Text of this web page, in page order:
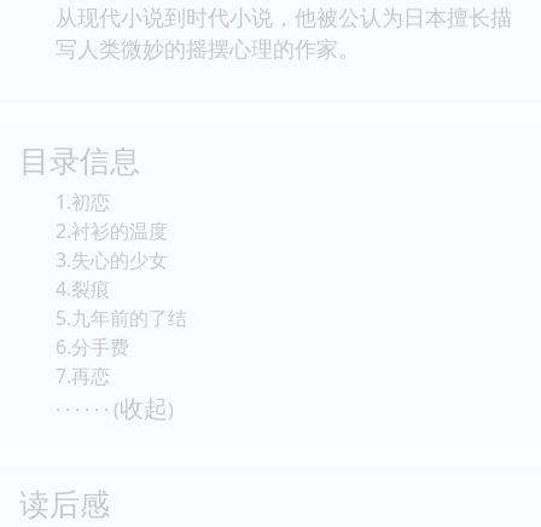
从现代小说到时代小说，他被公认为日本擅长描
写人类微妙的摇摆心理的作家。
目录信息
1.初恋
2.衬衫的温度
3.失心的少女
4.裂痕
5.九年前的了结
6.分手费
7.再恋
· · · · · · (收起)
读后感